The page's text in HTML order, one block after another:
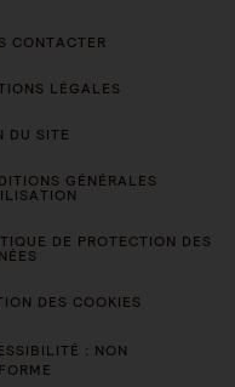
CONTACTER
LÉGALES
DU SITE
GÉNÉRALES
DE PROTECTION DES
DES COOKIES
: NON